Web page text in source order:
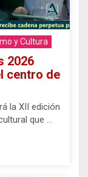
y Cultura
2026
centro de
la XII edición
que …